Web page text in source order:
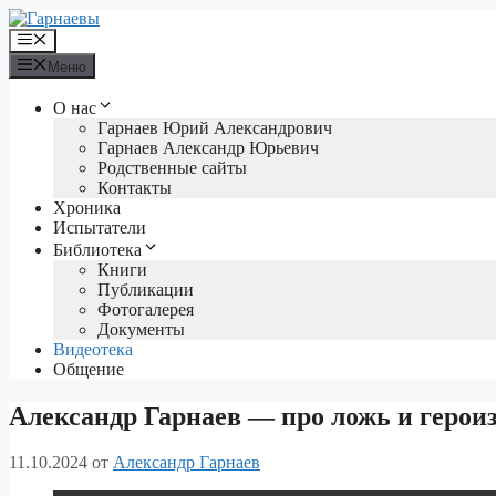
Перейти
к
содержимому
Меню
Меню
О нас
Гарнаев Юрий Александрович
Гарнаев Александр Юрьевич
Родственные сайты
Контакты
Хроника
Испытатели
Библиотека
Книги
Публикации
Фотогалерея
Документы
Видеотека
Общение
Александр Гарнаев — про ложь и
11.10.2024 от Александр Гарнаев